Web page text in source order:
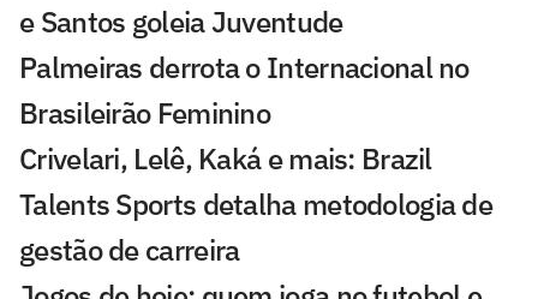
e Santos goleia Juventude
Palmeiras derrota o Internacional no
Brasileirão Feminino
Crivelari, Lelê, Kaká e mais: Brazil
Talents Sports detalha metodologia de
gestão de carreira